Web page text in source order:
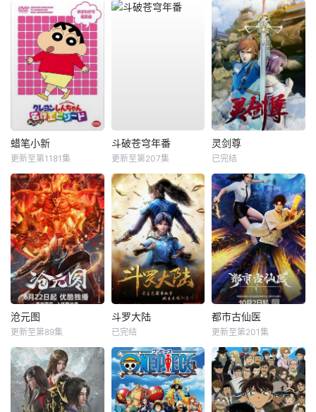
蜡笔小新
更新至第1181集
斗破苍穹年番
更新至第207集
灵剑尊
已完结
沧元图
更新至第89集
斗罗大陆
已完结
都市古仙医
更新至第201集